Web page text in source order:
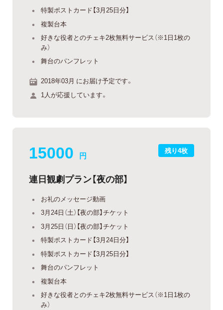
特製ポストカード【3月25日分】
複製台本
好きな役者とのチェキ2枚無料サービス（※1日1枚の
み）
舞台のパンフレット
2018年03月 にお届け予定です。
1人が応援しています。
残り4枚
15000 円
連日観劇プラン【夜の部】
お礼のメッセージ動画
3月24日（土）【夜の部】チケット
3月25日（日）【夜の部】チケット
特製ポストカード【3月24日分】
特製ポストカード【3月25日分】
舞台のパンフレット
複製台本
好きな役者とのチェキ2枚無料サービス（※1日1枚の
み）